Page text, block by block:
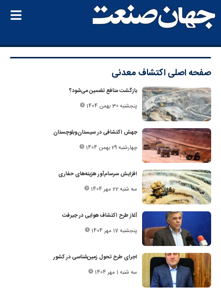
صفحه اصلیاکتشاف معدنی
بازگشت منافع تضمین می‌شود؟
پنجشنبه 30 بهمن 1404
جهش اکتشافی در سیستان‌وبلوچستان
چهارشنبه 29 بهمن 1404
افزایش سرسام‌آور هزینه‌های حفاری
سه شنبه 22 مهر 1404
آغاز طرح اکتشاف هوایی در جیرفت
پنجشنبه 17 مهر 1404
اجرای طرح تحول زمین‌شناسی در کشور
سه شنبه 1 مهر 1404